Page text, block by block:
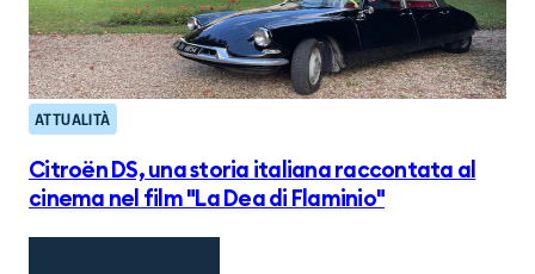
ATTUALITÀ
Citroën DS, una storia italiana raccontata al
cinema nel film "La Dea di Flaminio"